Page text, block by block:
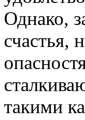
Однако,
счастья,
такими